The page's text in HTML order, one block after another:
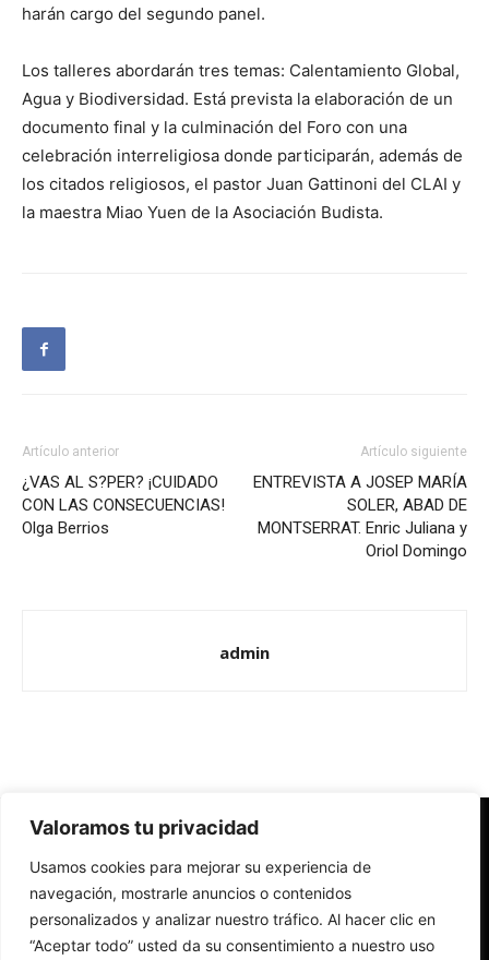
Valoramos tu privacidad
Usamos cookies para mejorar su experiencia de
navegación, mostrarle anuncios o contenidos
personalizados y analizar nuestro tráfico. Al hacer clic en
“Aceptar todo” usted da su consentimiento a nuestro uso
harán cargo del segundo panel.
Los talleres abordarán tres temas: Calentamiento Global,
Agua y Biodiversidad. Está prevista la elaboración de un
documento final y la culminación del Foro con una
celebración interreligiosa donde participarán, además de
los citados religiosos, el pastor Juan Gattinoni del CLAI y
la maestra Miao Yuen de la Asociación Budista.
Artículo anterior
¿VAS AL S?PER? ¡CUIDADO
CON LAS CONSECUENCIAS!
Olga Berrios
Artículo siguiente
ENTREVISTA A JOSEP MARÍA
SOLER, ABAD DE
MONTSERRAT. Enric Juliana y
Oriol Domingo
admin
Redes Cristianas
Una mirada alternativa sobre la Iglesia católica y la sociedad
- Colectivos de Redes Cristianas